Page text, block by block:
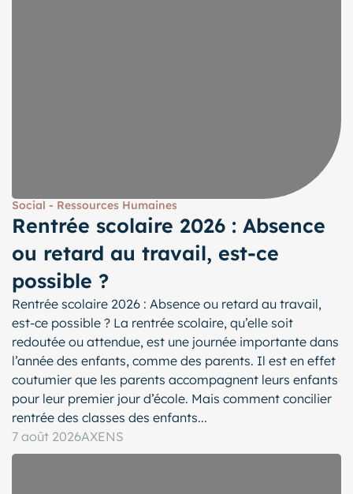
Social - Ressources Humaines
Rentrée scolaire 2026 : Absence
ou retard au travail, est-ce
possible ?
Rentrée scolaire 2026 : Absence ou retard au travail,
est-ce possible ? La rentrée scolaire, qu’elle soit
redoutée ou attendue, est une journée importante dans
l’année des enfants, comme des parents. Il est en effet
coutumier que les parents accompagnent leurs enfants
pour leur premier jour d’école. Mais comment concilier
rentrée des classes des enfants...
7 août 2026AXENS